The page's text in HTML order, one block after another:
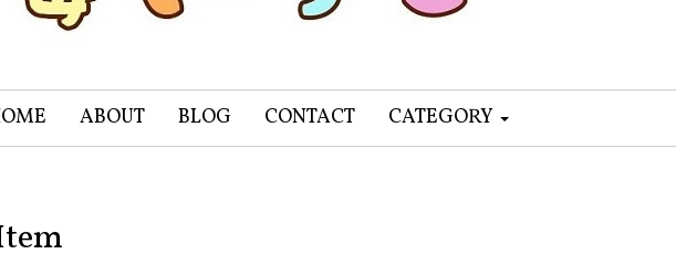
ABOUT BLOG CONTACT CATEGORY